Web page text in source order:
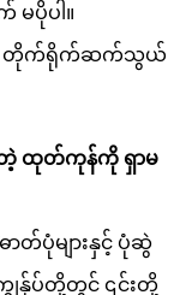
မပိုပါ။
ဖြင့် တိုက်ရိုက်ဆက်သွယ်
ထုတ်ကုန်ကို ရှာမ
တ်ပုံများနှင့် ပုံဆွဲ
ကျွန်ုပ်တို့တွင် ၎င်းတို့